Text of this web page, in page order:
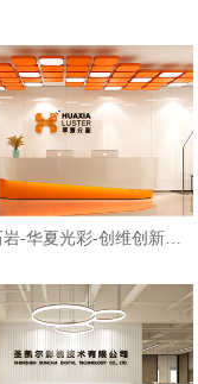
宝安区石岩-华夏光彩-创维创新谷大